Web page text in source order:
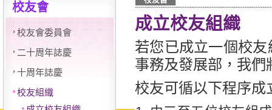
校友會
校友會委員會
二十周年誌慶
十周年誌慶
校友組織
成立校友組織
若您已成立一個校
事務及發展部，我
校友可循以下程序成